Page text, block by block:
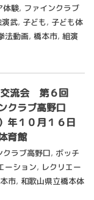
体験, ファインクラブ
武, 子ども, 子ども体
法動画, 橋本市, 組演
交流会 第６回
クラブ高野口
年１０月１６日
育館
クラブ高野口, ボッチ
ーション, レクリエー
市, 和歌山県立橋本体